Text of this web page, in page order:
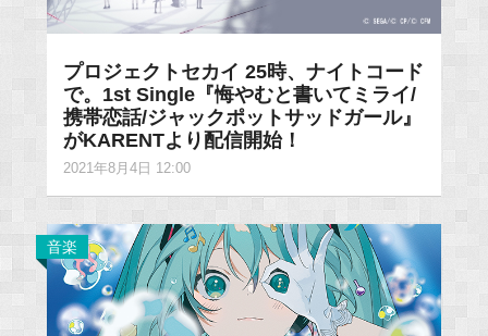
プロジェクトセカイ 25時、ナイトコード
で。1st Single『悔やむと書いてミライ/
携帯恋話/ジャックポットサッドガール』
がKARENTより配信開始！
2021年8月4日 12:00
音楽